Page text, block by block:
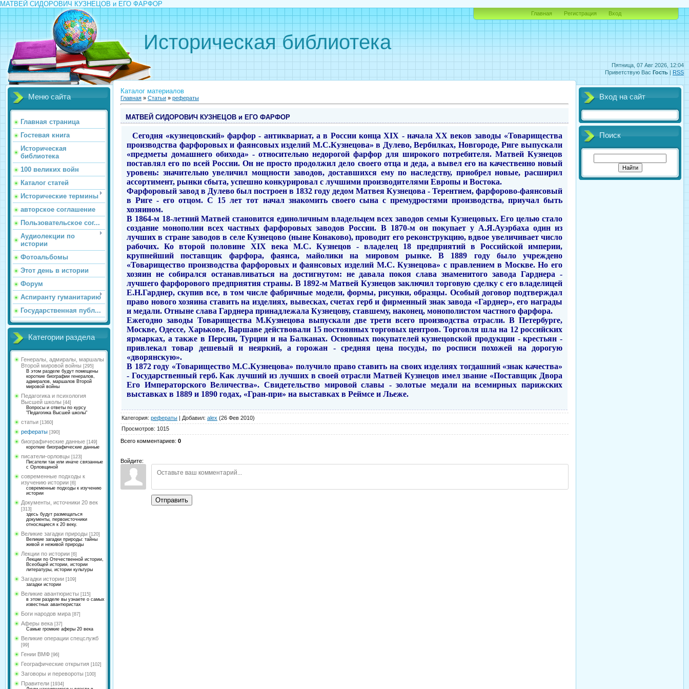
МАТВЕЙ СИДОРОВИЧ КУЗНЕЦОВ и ЕГО ФАРФОР
Пятница, 07 Авг 2026, 12:04
Приветствую Вас Гость | RSS
Историческая библиотека
Главная Регистрация Вход
Меню сайта
Главная страница
Гостевая книга
Историческая
библиотека
100 великих войн
Каталог статей
Исторические термины
авторское соглашение
Пользовательское сог...
Аудиолекции по
истории
Фотоальбомы
Этот день в истории
Форум
Аспиранту гуманитарию
Государственная публ...
Категории раздела
Генералы, адмиралы, маршалы
Второй мировой войны [295]
В этом разделе будут помещены
короткие биографии генералов,
адмиралов, маршалов Второй
мировой войны
Педагогика и психология
Высшей школы [44]
Вопросы и ответы по курсу
"Педагогика Высшей школы"
статьи [1360]
рефераты [390]
биографические данные [149]
короткие биографические данные
писатели-орловцы [123]
Писатели так или иначе связанные
с Орловщиной
современные подходы к
изучению истории [6]
современные подходы к изучению
истории
Документы, источники 20 век
[313]
здесь будут размещаться
документы, первоисточники
относящиеся к 20 веку.
Великие загадки природы [120]
Великие загадки природы: тайны
живой и неживой природы
Лекции по истории [6]
Лекции по Отечественной истории,
Всеобщей истории, истории
литературы, истории культуры
Загадки истории [109]
загадки истории
Великие авантюристы [115]
в этом разделе вы узнаете о самых
известных авантюристах
Боги народов мира [87]
Аферы века [37]
Самые громкие аферы 20 века
Великие операции спецслужб
[99]
Гении ВМФ [96]
Географические открытия [102]
Заговоры и перевороты [100]
Правители [1934]
Каталог материалов
Главная » Статьи » рефераты
МАТВЕЙ СИДОРОВИЧ КУЗНЕЦОВ и ЕГО ФАРФОР
Сегодня «кузнецовский» фарфор - антиквариат, а в России конца XIX - начала ХХ веков заводы «Товарищества
производства фарфоровых и фаянсовых изделий М.С.Кузнецова» в Дулево, Вербилках, Новгороде, Риге выпускали
«предметы домашнего обихода» - относительно недорогой фарфор для широкого потребителя. Матвей Кузнецов
поставлял его по всей России. Он не просто продолжил дело своего отца и деда, а вывел его на качественно новый
уровень: значительно увеличил мощности заводов, доставшихся ему по наследству, приобрел новые, расширил
ассортимент, рынки сбыта, успешно конкурировал с лучшими производителями Европы и Востока.
Фарфоровый завод в Дулево был построен в 1832 году дедом Матвея Кузнецова - Терентием, фарфорово-фаянсовый
в Риге - его отцом. С 15 лет тот начал знакомить своего сына с премудростями производства, приучал быть
хозяином.
В 1864-м 18-летний Матвей становится единоличным владельцем всех заводов семьи Кузнецовых. Его целью стало
создание монополии всех частных фарфоровых заводов России. В 1870-м он покупает у А.Я.Ауэрбаха один из
лучших в стране заводов в селе Кузнецово (ныне Конаково), проводит его реконструкцию, вдвое увеличивает число
рабочих. Ко второй половине XIX века М.С. Кузнецов - владелец 18 предприятий в Российской империи,
крупнейший поставщик фарфора, фаянса, майолики на мировом рынке. В 1889 году было учреждено
«Товарищество производства фарфоровых и фаянсовых изделий М.С. Кузнецова» с правлением в Москве. Но его
хозяин не собирался останавливаться на достигнутом: не давала покоя слава знаменитого завода Гарднера -
лучшего фарфорового предприятия страны. В 1892-м Матвей Кузнецов заключил торговую сделку с его владелицей
Е.Н.Гарднер, скупив все, в том числе фабричные модели, формы, рисунки, образцы. Особый договор подтверждал
право нового хозяина ставить на изделиях, вывесках, счетах герб и фирменный знак завода «Гарднер», его награды
и медали. Отныне слава Гарднера принадлежала Кузнецову, ставшему, наконец, монополистом частного фарфора.
Ежегодно заводы Товарищества М.Кузнецова выпускали две трети всего производства отрасли. В Петербурге,
Москве, Одессе, Харькове, Варшаве действовали 15 постоянных торговых центров. Торговля шла на 12 российских
ярмарках, а также в Персии, Турции и на Балканах. Основных покупателей кузнецовской продукции - крестьян -
привлекал товар дешевый и неяркий, а горожан - средняя цена посуды, по росписи похожей на дорогую
«дворянскую».
В 1872 году «Товарищество М.С.Кузнецова» получило право ставить на своих изделиях тогдашний «знак качества»
- Государственный герб. Как лучший из лучших в своей отрасли Матвей Кузнецов имел звание «Поставщик Двора
Его Императорского Величества». Свидетельство мировой славы - золотые медали на всемирных парижских
выставках в 1889 и 1890 годах, «Гран-при» на выставках в Реймсе и Льеже.
Категория: рефераты | Добавил: alex (26 Фев 2010)
Просмотров: 1015
Всего комментариев: 0
Войдите:
Отправить
Вход на сайт
Поиск